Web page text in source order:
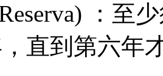
：至
直到第六年